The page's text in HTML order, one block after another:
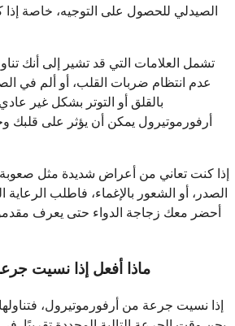
الصيدلي للحصول على التوجيه، خاصة
تشمل العلامات التي قد تشير إلى أنك
عدم انتظام ضربات القلب، أو ألم في
بالقلق أو التوتر بشكل غير
أرفورموتيرول يمكن أن يؤثر على قلبك
إذا كنت تعاني من أعراض شديدة مثل
الصدر، أو الشعور بالإغماء، فاطلب الرعاية
أحضر معك زجاجة الدواء حتى يعرف
ماذا أفعل إذا نسيت
إذا نسيت جرعة من أرفورموتيرول،